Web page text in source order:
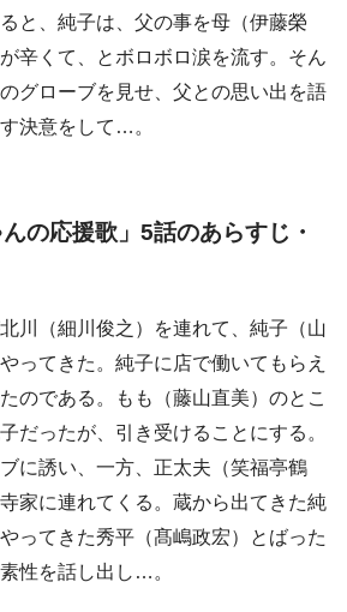
と、純子は、父の事を母（伊藤榮
辛くて、とボロボロ涙を流す。そん
グローブを見せ、父との思い出を語
決意をして…。
の応援歌」5話のあらすじ・
川（細川俊之）を連れて、純子（山
ってきた。純子に店で働いてもらえ
のである。もも（藤山直美）のとこ
だったが、引き受けることにする。
に誘い、一方、正太夫（笑福亭鶴
家に連れてくる。蔵から出てきた純
ってきた秀平（髙嶋政宏）とばった
性を話し出し…。